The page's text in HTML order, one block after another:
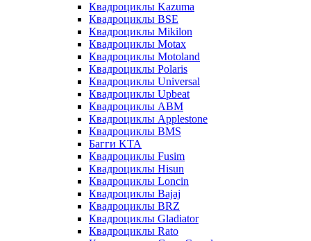
Квадроциклы Kazuma
Квадроциклы BSE
Квадроциклы Mikilon
Квадроциклы Motax
Квадроциклы Motoland
Квадроциклы Polaris
Квадроциклы Universal
Квадроциклы Upbeat
Квадроциклы ABM
Квадроциклы Applestone
Квадроциклы BMS
Багги KTA
Квадроциклы Fusim
Квадроциклы Hisun
Квадроциклы Loncin
Квадроциклы Bajaj
Квадроциклы BRZ
Квадроциклы Gladiator
Квадроциклы Rato